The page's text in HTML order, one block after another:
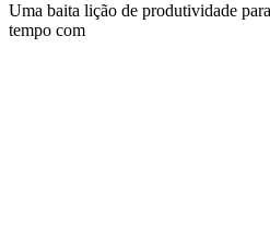
Uma baita lição de produtividade
tempo com